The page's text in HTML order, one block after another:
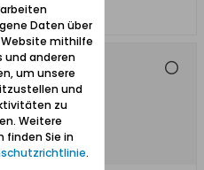
Daten über
mithilfe
und anderen
um unsere
und
zu
Weitere
finden Sie in
.